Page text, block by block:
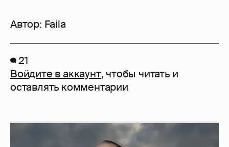
Автор: Faila
21
Войдите в аккаунт, чтобы читать и
оставлять комментарии